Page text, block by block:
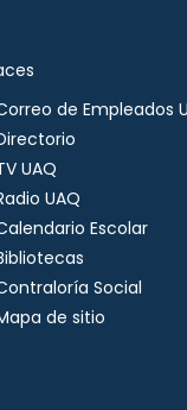
de Empleados
UAQ
UAQ
Escolar
Social
de sitio